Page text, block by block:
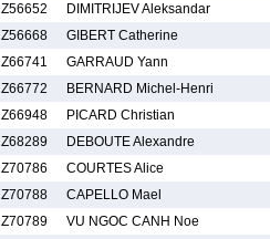
Z56652
DIMITRIJEV Aleksandar
Z56668
GIBERT Catherine
Z66741
GARRAUD Yann
Z66772
BERNARD Michel-Henri
Z66948
PICARD Christian
Z68289
DEBOUTE Alexandre
Z70786
COURTES Alice
Z70788
CAPELLO Mael
Z70789
VU NGOC CANH Noe